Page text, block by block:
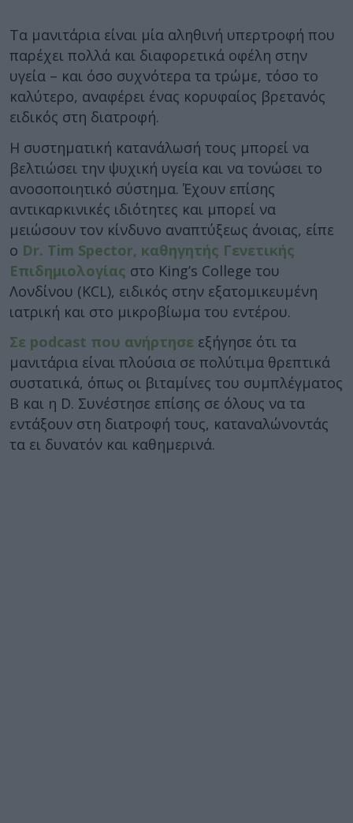
Τα μανιτάρια είναι μία αληθινή υπερτροφή που
παρέχει πολλά και διαφορετικά οφέλη στην
υγεία – και όσο συχνότερα τα τρώμε, τόσο το
καλύτερο, αναφέρει ένας κορυφαίος βρετανός
ειδικός στη διατροφή.
Η συστηματική κατανάλωσή τους μπορεί να
βελτιώσει την ψυχική υγεία και να τονώσει το
ανοσοποιητικό σύστημα. Έχουν επίσης
αντικαρκινικές ιδιότητες και μπορεί να
μειώσουν τον κίνδυνο αναπτύξεως άνοιας, είπε
ο Dr. Tim Spector, καθηγητής Γενετικής
Επιδημιολογίας στο King’s College του
Λονδίνου (KCL), ειδικός στην εξατομικευμένη
ιατρική και στο μικροβίωμα του εντέρου.
Σε podcast που ανήρτησε εξήγησε ότι τα
μανιτάρια είναι πλούσια σε πολύτιμα θρεπτικά
συστατικά, όπως οι βιταμίνες του συμπλέγματος
Β και η D. Συνέστησε επίσης σε όλους να τα
εντάξουν στη διατροφή τους, καταναλώνοντάς
τα ει δυνατόν και καθημερινά.